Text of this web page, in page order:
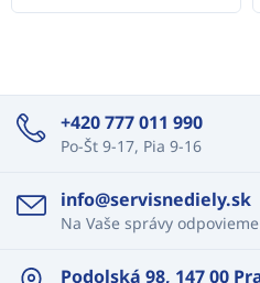
+420 777 011 990
Po-Št 9-17, Pia 9-16
info@servisnediely.sk
Na Vaše správy
Podolská 98, 147 00